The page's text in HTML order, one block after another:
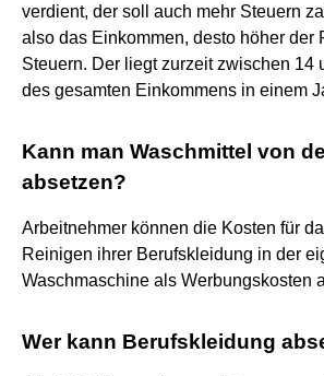
verdient, der soll auch mehr Steuern
also das Einkommen, desto höher der
Steuern. Der liegt zurzeit zwischen 14
des gesamten Einkommens in einem
Kann man Waschmittel von
absetzen?
Arbeitnehmer können die Kosten für
Reinigen ihrer Berufskleidung in der
Waschmaschine als Werbungskosten
Wer kann Berufskleidung